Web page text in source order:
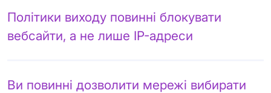
Політики виходу повинні блокувати
вебсайти, а не лише IP-адреси
Ви повинні дозволити мережі вибирати